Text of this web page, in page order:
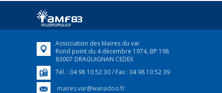
Association des Maires du var
Rond point du 4 décembre 1974, BP 198
83007 DRAGUIGNAN CEDEX
Tél. : 04 98 10 52 30 / Fax : 04 98 10 52 39
maires.var@wanadoo.fr